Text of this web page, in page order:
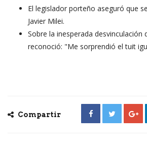
El legislador porteño aseguró que
Javier Milei.
Sobre la inesperada desvinculación
reconoció: "Me sorprendió el tuit
Compartir